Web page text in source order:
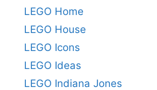
LEGO Home
LEGO House
LEGO Icons
LEGO Ideas
LEGO Indiana Jones